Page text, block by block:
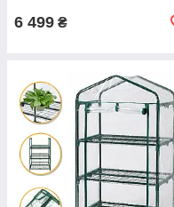
6 499 ₴